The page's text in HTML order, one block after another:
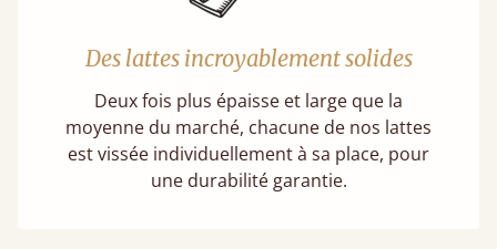
Des lattes incroyablement solides
Deux fois plus épaisse et large que la
moyenne du marché, chacune de nos lattes
est vissée individuellement à sa place, pour
une durabilité garantie.